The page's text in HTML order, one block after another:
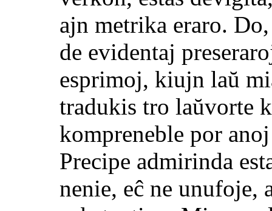
ajn metrika eraro.
de evidentaj
esprimoj, kiujn laŭ
tradukis tro laŭvorte
kompreneble por
Precipe admirinda
nenie, eĉ ne unufoje,